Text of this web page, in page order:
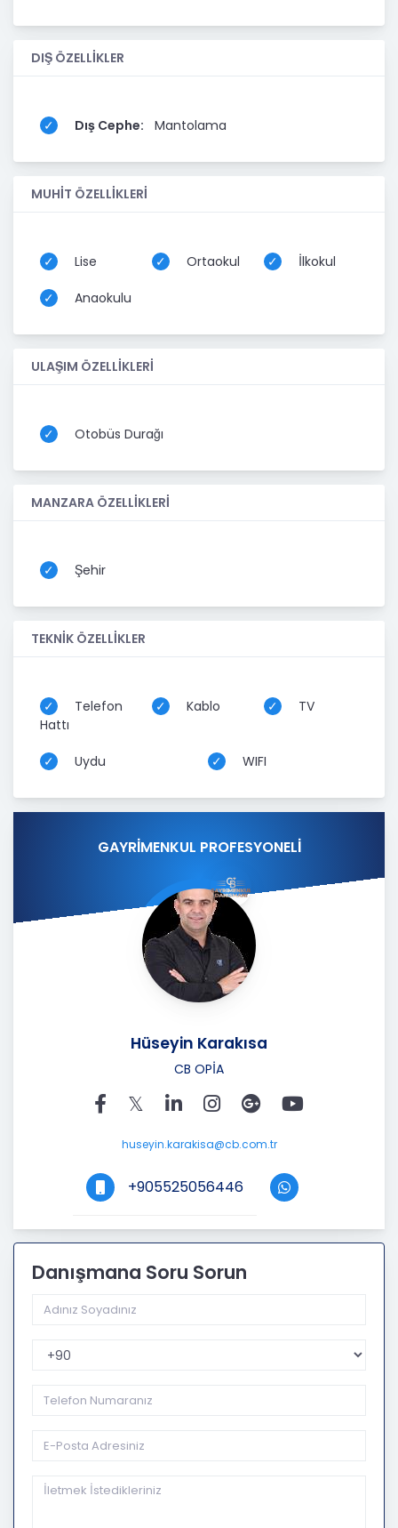
DIŞ ÖZELLİKLER
Dış Cephe: Mantolama
MUHİT ÖZELLİKLERİ
Lise Ortaokul İlkokul
Anaokulu
ULAŞIM ÖZELLİKLERİ
Otobüs Durağı
MANZARA ÖZELLİKLERİ
Şehir
TEKNİK ÖZELLİKLER
Telefon
Hattı
Kablo TV
Uydu WIFI
GAYRİMENKUL PROFESYONELİ
Hüseyin Karakısa
CB OPİA
huseyin.karakisa@cb.com.tr
+905525056446
Danışmana Soru Sorun
Telefon Kodu